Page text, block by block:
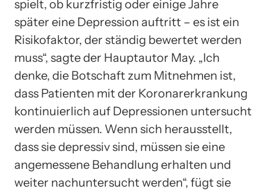
spielt, ob kurzfristig oder einige Jahre
später eine Depression auftritt – es ist ein
Risikofaktor, der ständig bewertet werden
muss“, sagte der Hauptautor May. „Ich
denke, die Botschaft zum Mitnehmen ist,
dass Patienten mit der Koronarerkrankung
kontinuierlich auf Depressionen untersucht
werden müssen. Wenn sich herausstellt,
dass sie depressiv sind, müssen sie eine
angemessene Behandlung erhalten und
weiter nachuntersucht werden“, fügt sie